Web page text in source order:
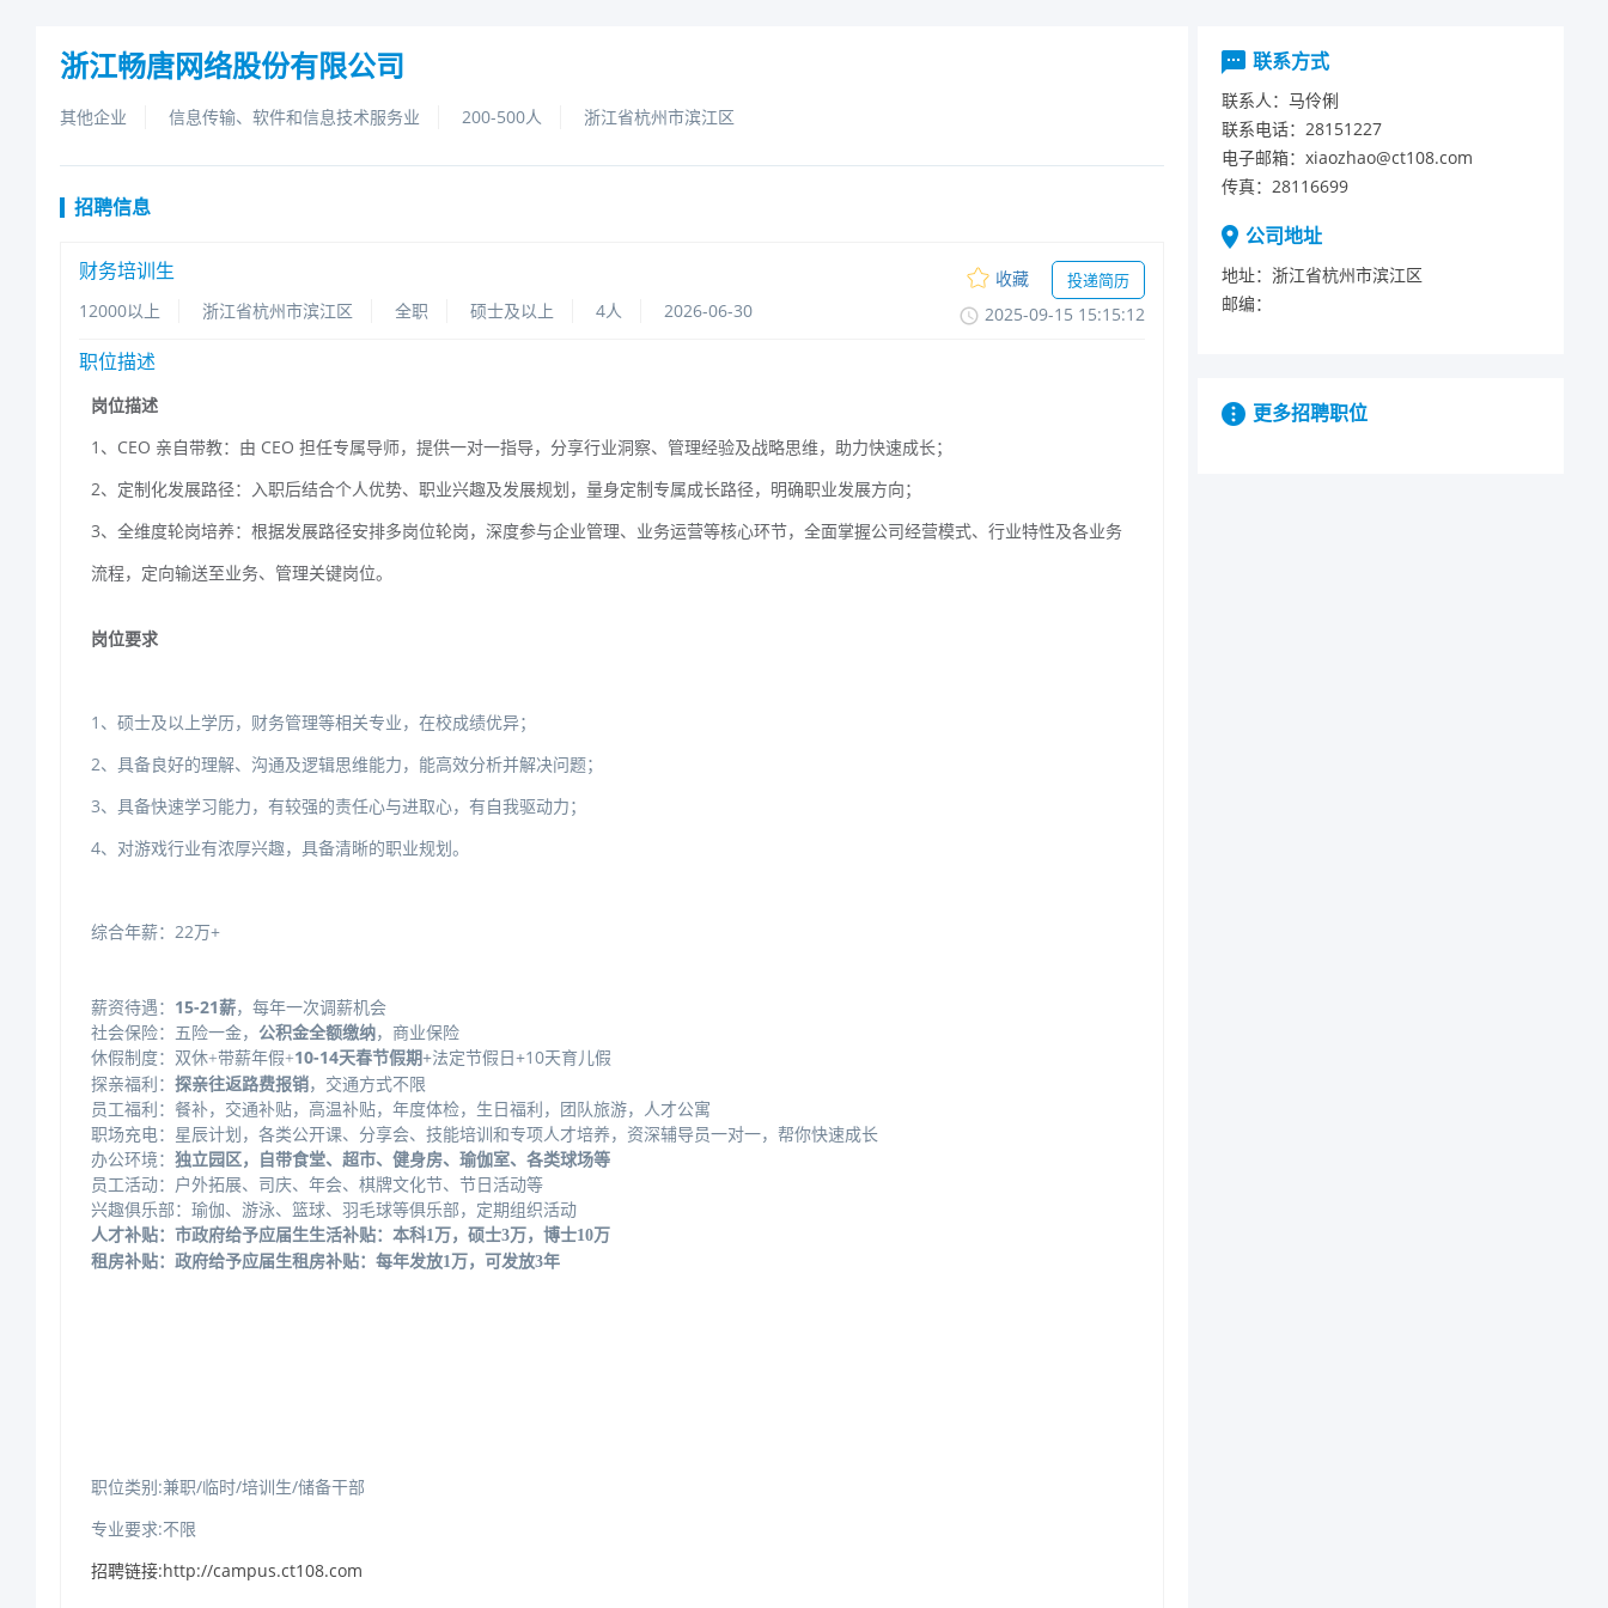
浙江畅唐网络股份有限公司
其他企业 信息传输、软件和信息技术服务业 200-500人 浙江省杭州市滨江区
招聘信息
财务培训生
12000以上 浙江省杭州市滨江区 全职 硕士及以上 4人 2026-06-30
收藏 投递简历
2025-09-1515:15:12
职位描述
岗位描述
1、CEO亲自带教：由CEO担任专属导师，提供一对一指导，分享行业洞察、管理经验及战略思维，助力快速成长；
2、定制化发展路径：入职后结合个人优势、职业兴趣及发展规划，量身定制专属成长路径，明确职业发展方向；
3、全维度轮岗培养：根据发展路径安排多岗位轮岗，深度参与企业管理、业务运营等核心环节，全面掌握公司经营模式、行业特性及各业务
流程，定向输送至业务、管理关键岗位。
岗位要求
1、硕士及以上学历，财务管理等相关专业，在校成绩优异；
2、具备良好的理解、沟通及逻辑思维能力，能高效分析并解决问题；
3、具备快速学习能力，有较强的责任心与进取心，有自我驱动力；
4、对游戏行业有浓厚兴趣，具备清晰的职业规划。
综合年薪：22万+
薪资待遇： 15-21薪，每年一次调薪机会
社会保险：五险一金， 公积金全额缴纳，商业保险
休假制度：双休+带薪年假+10-14天春节假期+法定节假日+10天育儿假
探亲福利： 探亲往返路费报销，交通方式不限
员工福利：餐补，交通补贴，高温补贴，年度体检，生日福利，团队旅游，人才公寓
职场充电：星辰计划，各类公开课、分享会、技能培训和专项人才培养，资深辅导员一对一，帮你快速成长
办公环境： 独立园区，自带食堂、超市、健身房、瑜伽室、各类球场等
员工活动：户外拓展、司庆、年会、棋牌文化节、节日活动等
兴趣俱乐部：瑜伽、游泳、篮球、羽毛球等俱乐部，定期组织活动
人才补贴：市政府给予应届生生活补贴：本科1万，硕士3万，博士10万
租房补贴：政府给予应届生租房补贴：每年发放1万，可发放3年
职位类别:兼职/临时/培训生/储备干部
专业要求:不限
招聘链接:http://campus.ct108.com
联系方式
联系人： 马伶俐
联系电话： 28151227
电子邮箱： xiaozhao@ct108.com
传真： 28116699
公司地址
地址： 浙江省杭州市滨江区
邮编：
更多招聘职位